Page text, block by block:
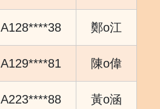
A128****38 鄭o江
A129****81 陳o偉
A223****88 黃o涵